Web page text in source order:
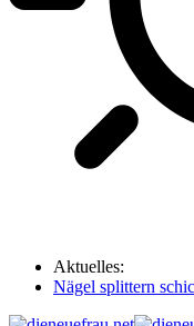
Aktuelles:
Nägel splittern